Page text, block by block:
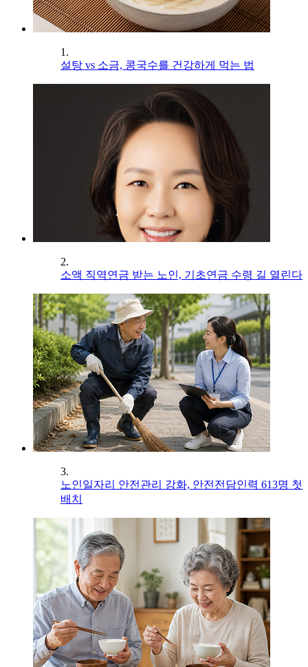
1.
설탕 vs 소금, 콩국수를 건강하게 먹는 법
2.
소액 직역연금 받는 노인, 기초연금 수령 길 열린다
3.
노인일자리 안전관리 강화, 안전전담인력 613명 첫
배치